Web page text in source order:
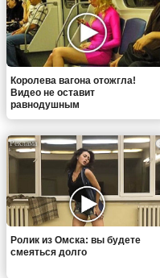
Королева вагона отожгла!
Видео не оставит
равнодушным
Ролик из Омска: вы будете
смеяться долго